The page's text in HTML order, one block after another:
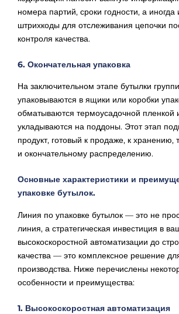
номера партий, сроки годности, а
штрихкоды для отслеживания цепочки
контроля качества.
6. Окончательная упаковка
На заключительном этапе бутылки
упаковываются в ящики или коробки
обматываются термоусадочной пленкой
укладываются на поддоны. Этот этап
продукт, готовый к продаже, к хранению,
и окончательному распределению.
Основные характеристики и
упаковке бутылок.
Линия по упаковке бутылок — это не
линия, а стратегическая инвестиция в
высокоскоростной автоматизации до
качества — это комплексное решение
производства. Ниже перечислены
особенности и преимущества:
1. Высокоскоростная автоматизация